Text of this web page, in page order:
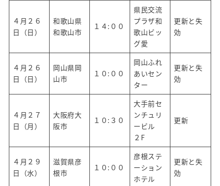
４月２６
日（日）
和歌山県
和歌山市
１４:００
県民交流
プラザ和
歌山ビッ
グ愛
更新と失
効
４月２６
日（日）
岡山県岡
山市
１０:００
岡山ふれ
あいセン
ター
更新と失
効
４月２７
日（月）
大阪府大
阪市
１０:３０
大手前セ
ンチュリ
ービル
２F
更新
４月２９
日（水）
滋賀県彦
根市
１０:００
彦根ステ
ーション
ホテル
更新と失
効